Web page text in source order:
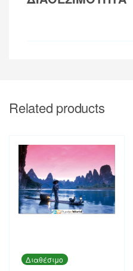
Related products
Διαθέσιμο